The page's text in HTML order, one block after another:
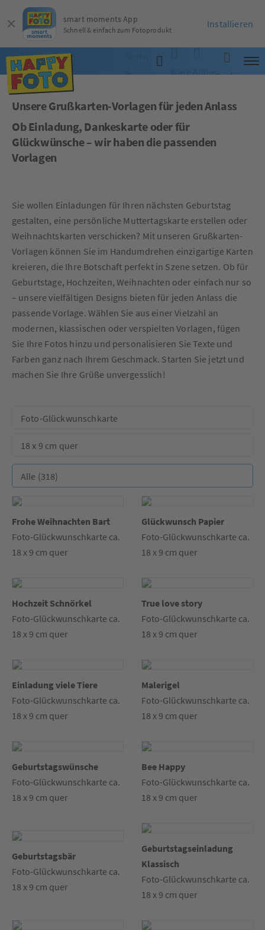
Software
WarenkorbAnmelden
Suche
Unsere Grußkarten-Vorlagen für jeden Anlass
Ob Einladung, Dankeskarte oder für
Glückwünsche – wir haben die passenden
Vorlagen
Sie wollen Einladungen für Ihren nächsten Geburtstag
gestalten, eine persönliche Muttertagskarte erstellen oder
Weihnachtskarten verschicken? Mit unseren Grußkarten-
Vorlagen können Sie im Handumdrehen einzigartige Karten
kre­ie­ren, die Ihre Botschaft perfekt in Szene setzen. Ob für
Geburtstage, Hochzeiten, Weihnachten oder einfach nur so
– unsere vielfältigen Designs bieten für jeden Anlass die
passende Vorlage. Wählen Sie aus einer Vielzahl an
modernen, klassischen oder verspielten Vorlagen, fügen
Sie Ihre Fotos hinzu und personalisieren Sie Texte und
Farben ganz nach Ihrem Geschmack. Starten Sie jetzt und
machen Sie Ihre Grüße unvergesslich!
Frohe Weihnachten Bart
Foto-Glückwunschkarte ca.
18 x 9 cm quer
Glückwunsch Papier
Foto-Glückwunschkarte ca.
18 x 9 cm quer
Hochzeit Schnörkel
Foto-Glückwunschkarte ca.
18 x 9 cm quer
True love story
Foto-Glückwunschkarte ca.
18 x 9 cm quer
Einladung viele Tiere
Foto-Glückwunschkarte ca.
18 x 9 cm quer
Malerigel
Foto-Glückwunschkarte ca.
18 x 9 cm quer
Geburtstagswünsche
Foto-Glückwunschkarte ca.
18 x 9 cm quer
Bee Happy
Foto-Glückwunschkarte ca.
18 x 9 cm quer
Geburtstagsbär
Foto-Glückwunschkarte ca.
18 x 9 cm quer
Geburtstagseinladung
Klassisch
Foto-Glückwunschkarte ca.
18 x 9 cm quer
smart moments App
Schnell & einfach zum Fotoprodukt
Installieren